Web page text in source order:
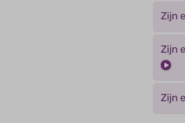
Zijn
Zijn
Zijn